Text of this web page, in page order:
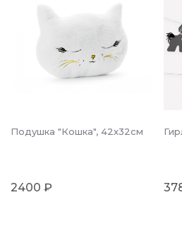
Подушка "Кошка", 42x32см
2400 ₽